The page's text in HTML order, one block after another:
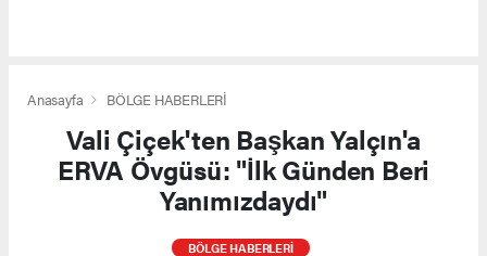
Anasayfa BÖLGE HABERLERİ
Vali Çiçek'ten Başkan Yalçın'a
ERVA Övgüsü: "İlk Günden Beri
Yanımızdaydı"
BÖLGE HABERLERİ